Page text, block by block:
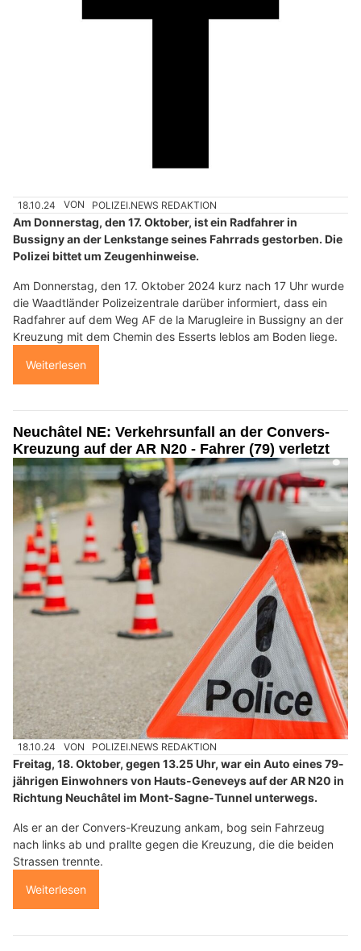
18.10.24 VON POLIZEI.NEWS REDAKTION
Am Donnerstag, den 17. Oktober, ist ein Radfahrer in
Bussigny an der Lenkstange seines Fahrrads gestorben. Die
Polizei bittet um Zeugenhinweise.
Am Donnerstag, den 17. Oktober 2024 kurz nach 17 Uhr wurde
die Waadtländer Polizeizentrale darüber informiert, dass ein
Radfahrer auf dem Weg AF de la Marugleire in Bussigny an der
Kreuzung mit dem Chemin des Esserts leblos am Boden liege.
Weiterlesen
Neuchâtel NE: Verkehrsunfall an der Convers-
Kreuzung auf der AR N20 - Fahrer (79) verletzt
18.10.24 VON POLIZEI.NEWS REDAKTION
Freitag, 18. Oktober, gegen 13.25 Uhr, war ein Auto eines 79-
jährigen Einwohners von Hauts-Geneveys auf der AR N20 in
Richtung Neuchâtel im Mont-Sagne-Tunnel unterwegs.
Als er an der Convers-Kreuzung ankam, bog sein Fahrzeug
nach links ab und prallte gegen die Kreuzung, die die beiden
Strassen trennte.
Weiterlesen